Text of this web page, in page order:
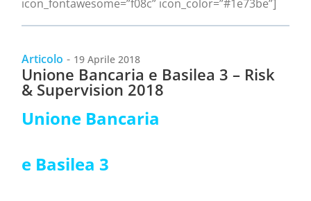
icon_fontawesome=”f08c” icon_color=”#1e73be”]
Articolo - 19 Aprile 2018
Unione Bancaria e Basilea 3 – Risk
& Supervision 2018
Unione Bancaria
e Basilea 3